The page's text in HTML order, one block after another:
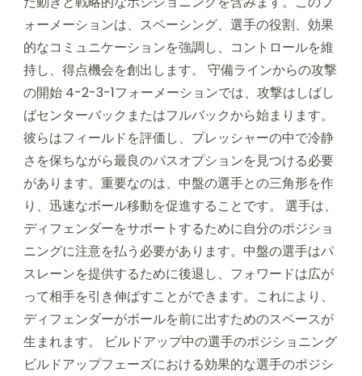
ォーメーションは、スペーシング、選手の役割、効果
的なコミュニケーションを強調し、コントロールを維
持し、得点機会を創出します。 守備ラインからの攻撃
の開始 4-2-3-1フォーメーションでは、攻撃はしばし
ばセンターバックまたはフルバックから始まります。
彼らはフィールドを評価し、プレッシャーの中で冷静
さを保ちながら最良のパスオプションを見つける必要
があります。重要なのは、中盤の選手との三角形を作
り、迅速なボール移動を促進することです。 選手は、
ディフェンダーをサポートするために自分のポジショ
ニングに注意を払う必要があります。中盤の選手はパ
スレーンを提供するために後退し、フォワードは広が
って相手を引き伸ばすことができます。これにより、
ディフェンダーがボールを前に出すためのスペースが
生まれます。 ビルドアップ中の選手のポジショニング
ビルドアップフェーズにおける効果的な選手のポジシ